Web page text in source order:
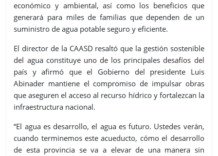
económico y ambiental, así como los beneficios que
generará para miles de familias que dependen de un
suministro de agua potable seguro y eficiente.
El director de la CAASD resaltó que la gestión sostenible
del agua constituye uno de los principales desafíos del
país y afirmó que el Gobierno del presidente Luis
Abinader mantiene el compromiso de impulsar obras
que aseguren el acceso al recurso hídrico y fortalezcan la
infraestructura nacional.
“El agua es desarrollo, el agua es futuro. Ustedes verán,
cuando terminemos este acueducto, cómo el desarrollo
de esta provincia se va a elevar de una manera sin